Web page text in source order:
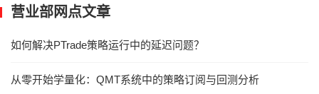
营业部网点文章
如何解决PTrade策略运行中的延迟问题？
从零开始学量化：QMT系统中的策略订阅与回测分析